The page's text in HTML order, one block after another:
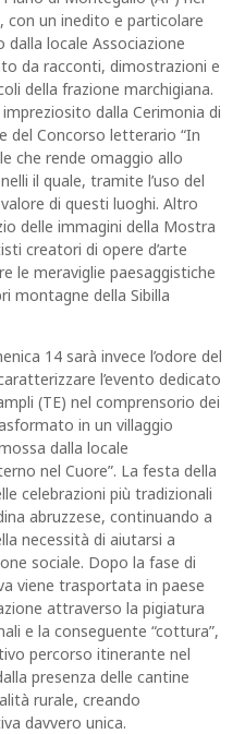
con un inedito e particolare
locale Associazione
da racconti, dimostrazioni e
della frazione marchigiana.
dalla Cerimonia di
del Concorso letterario “In
che rende omaggio allo
il quale, tramite l’uso del
di questi luoghi. Altro
delle immagini della Mostra
creatori di opere d’arte
le meraviglie paesaggistiche
montagne della Sibilla
14 sarà invece l’odore del
l’evento dedicato
(TE) nel comprensorio dei
in un villaggio
dalla locale
nel Cuore”. La festa della
celebrazioni più tradizionali
abruzzese, continuando a
necessità di aiutarsi a
sociale. Dopo la fase di
viene trasportata in paese
attraverso la pigiatura
e la conseguente “cottura”,
percorso itinerante nel
presenza delle cantine
rurale, creando
davvero unica.